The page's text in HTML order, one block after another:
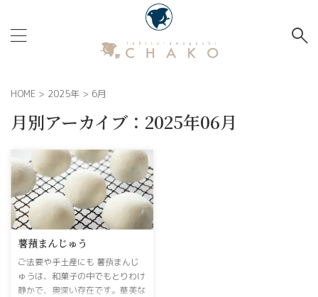
HOME > 2025年 > 6月
月別アーカイブ：2025年06月
薯蕷まんじゅう
ご法要や手土産にも 薯蕷まんじ
ゅうは、和菓子の中でもとりわけ
静かで、奥深い存在です。華美な